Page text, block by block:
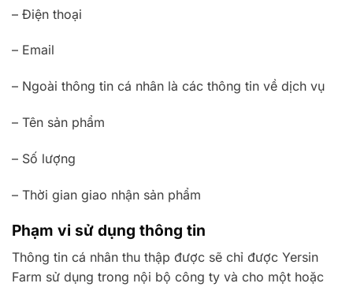
– Điện thoại
– Email
– Ngoài thông tin cá nhân là các thông tin về dịch vụ
– Tên sản phẩm
– Số lượng
– Thời gian giao nhận sản phẩm
Phạm vi sử dụng thông tin
Thông tin cá nhân thu thập được sẽ chỉ được Yersin
Farm sử dụng trong nội bộ công ty và cho một hoặc